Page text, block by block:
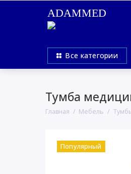
ADAMMED
Все категории
Тумба
Главная Мебель
Популярный